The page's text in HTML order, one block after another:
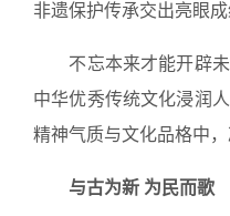
非遗保护传承交出亮眼成
不忘本来才能开辟未
中华优秀传统文化浸润
精神气质与文化品格中，
与古为新 为民而歌